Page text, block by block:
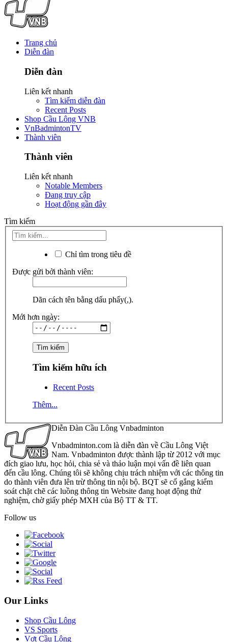
Trang chủ
Diễn đàn
Diễn đàn
Liên kết nhanh
Tìm kiếm diễn đàn
Recent Posts
Shop Cầu Lông VNB
VnBadmintonTV
Thành viên
Thành viên
Liên kết nhanh
Notable Members
Đang truy cập
Hoạt động gần đây
Tìm kiếm
Chỉ tìm trong tiêu đề
Được gửi bởi thành viên:
Dãn cách tên bằng dấu phẩy(,).
Mới hơn ngày:
Tìm kiếm hữu ích
Recent Posts
Thêm...
Diễn Đàn Cầu Lông Vnbadminton
Vnbadminton.com là diễn đàn về Cầu Lông Việt
Nam. Vnbadminton được thành lập từ 2012 với mục
đích giao lưu, học hỏi, chia sẻ và thảo luận mọi vấn đề liên quan
đến cầu lông. Chúng tôi sẽ không chịu trách nhiệm với các thông tin
do thành viên đưa lên trừ thông tin nội bộ. BQT sẽ cố gắng kiểm
soát chặt chẽ các luồng thông tin Website đang hoạt động thử
nghiệm, chờ giấy phép MXH của Bộ TT & TT.
Follow us
Our Links
Shop Cầu Lông
VS Sports
Vợt Cầu Lông